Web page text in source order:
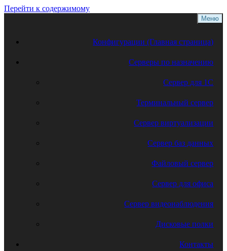
Перейти к содержимому
Меню
Конфигурации (Главная страница)
Серверы по назначению
Сервер для 1С
Терминальный сервер
Сервер виртуализации
Сервер баз данных
Файловый сервер
Сервер для офиса
Сервер видеонаблюдения
Дисковые полки
Контакты